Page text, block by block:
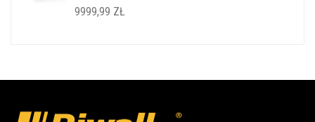
9999,99 ZŁ